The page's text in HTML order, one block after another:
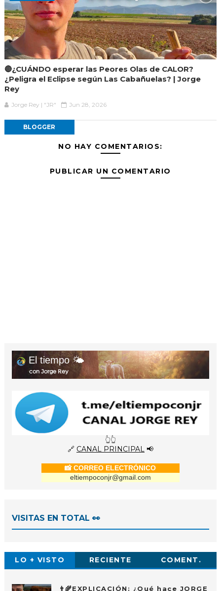
🔴¿CUÁNDO esperar las Peores Olas de CALOR?
¿Peligra el Eclipse según Las Cabañuelas? | Jorge
Rey
Jorge Rey | "JR" Jun 28, 2026
BLOGGER
NO HAY COMENTARIOS:
PUBLICAR UN COMENTARIO
El tiempo 🌤️
con Jorge Rey
👆👆
🔗 CANAL PRINCIPAL📢
📸 CORREO ELECTRÓNICO
eltiempoconjr@gmail.com
VISITAS EN TOTAL 👀
LO + VISTO RECIENTE COMENT.
👨‍🌾EXPLICACIÓN: ¿Qué hace JORGE